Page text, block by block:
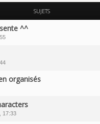
SUJETS
^^
organisés
17:33